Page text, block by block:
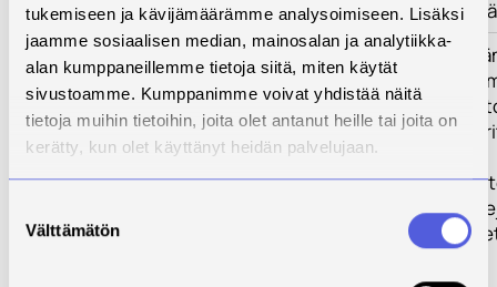
tukemiseen ja kävijämäärämme analysoimiseen. Lisäksi
jaamme sosiaalisen median, mainosalan ja analytiikka-
alan kumppaneillemme tietoja siitä, miten käytät
sivustoamme. Kumppanimme voivat yhdistää näitä
tietoja muihin tietoihin, joita olet antanut heille tai joita on
kerätty, kun olet käyttänyt heidän palvelujaan.
valinta
Välttämätön
tuotteiden
Tulokset
Osaamisen
- Kehitetään
koulutukseen
tarpeisiin
- Kehitetään
- Lisätään